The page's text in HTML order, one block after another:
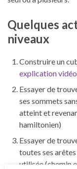
Quelques
niveaux
Construire un
explication vidéo
Essayer de
ses sommets
atteint et
hamiltonien)
Essayer de
toutes ses
utilisée (chemin